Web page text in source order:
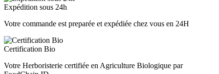
Expédition sous 24h
Votre commande est preparée et expédiée chez vous en 24H
Certification Bio
Votre Herboristerie certifiée en Agriculture Biologique par